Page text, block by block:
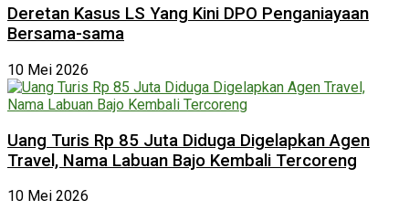
Deretan Kasus LS Yang Kini DPO Penganiayaan
Bersama-sama
10 Mei 2026
Uang Turis Rp 85 Juta Diduga Digelapkan Agen
Travel, Nama Labuan Bajo Kembali Tercoreng
10 Mei 2026